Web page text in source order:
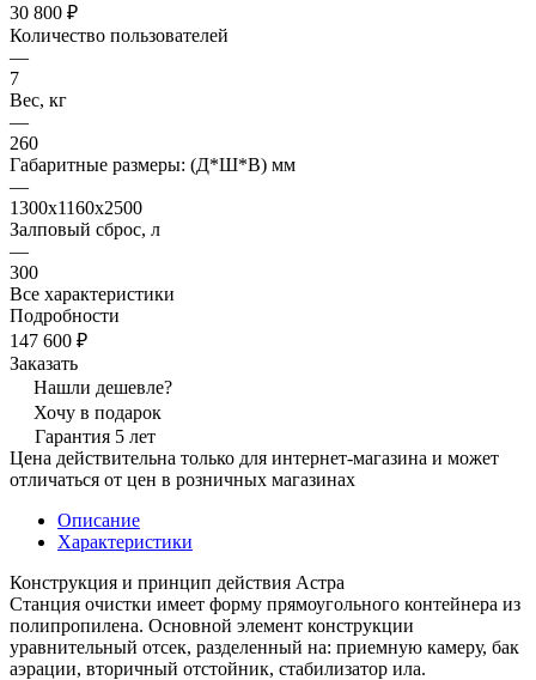
30 800 ₽
Количество пользователей
—
7
Вес, кг
—
260
Габаритные размеры: (Д*Ш*В) мм
—
1300х1160х2500
Залповый сброс, л
—
300
Все характеристики
Подробности
147 600 ₽
Заказать
Нашли дешевле?
Хочу в подарок
Гарантия 5 лет
Цена действительна только для интернет-магазина и может
отличаться от цен в розничных магазинах
Описание
Характеристики
Конструкция и принцип действия Астра
Станция очистки имеет форму прямоугольного контейнера из
полипропилена. Основной элемент конструкции
уравнительный отсек, разделенный на: приемную камеру, бак
аэрации, вторичный отстойник, стабилизатор ила.